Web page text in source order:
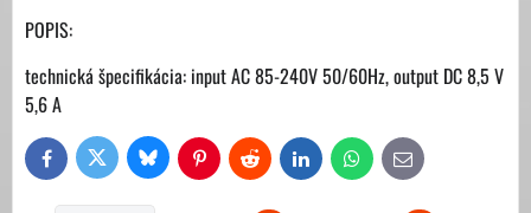
POPIS:
technická špecifikácia: input AC 85-240V 50/60Hz, output DC 8,5 V
5,6 A
FacebookTwitter Bluesky PinterestReddit LinkedIn WhatsAppE-
mail